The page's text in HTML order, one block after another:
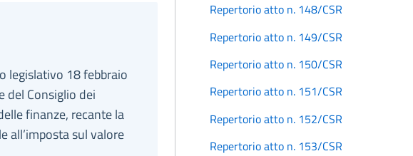
legislativo 18 febbraio
del Consiglio dei
finanze, recante la
all’imposta sul valore
Repertorio atto n. 148/CSR
Repertorio atto n. 149/CSR
Repertorio atto n. 150/CSR
Repertorio atto n. 151/CSR
Repertorio atto n. 152/CSR
Repertorio atto n. 153/CSR